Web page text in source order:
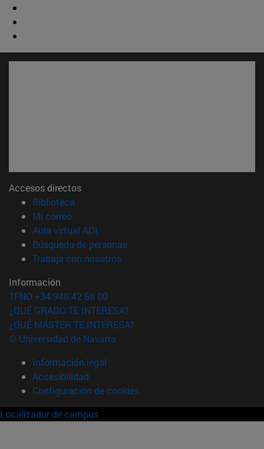
Accesos directos
Biblioteca
Mi correo(abre en nueva ventana)
Aula virtual ADI
Búsqueda de personas(abre en nueva ventana)
Trabaja con nosotros(abre en nueva ventana)
Información
TFNO +34 948 42 56 00
¿QUÉ GRADO TE INTERESA?
¿QUÉ MÁSTER TE INTERESA?
© Universidad de Navarra
Información legal
Accesibilidad
Configuración de cookies
Localizador de campus